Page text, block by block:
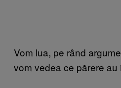
Vom lua, pe rând
vom vedea ce părere au